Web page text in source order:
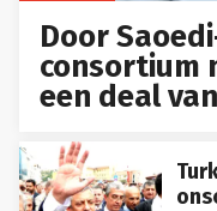
Door
consortium
een deal